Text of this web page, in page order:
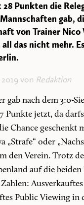
28 Punkten die
gab,
von Trainer
das nicht mehr.
von Redaktion
nach dem 3:0-
Punkte jetzt, da
Chance geschenkt
„Strafe“ oder
den Verein. Trotz
auf die
Public Viewing in